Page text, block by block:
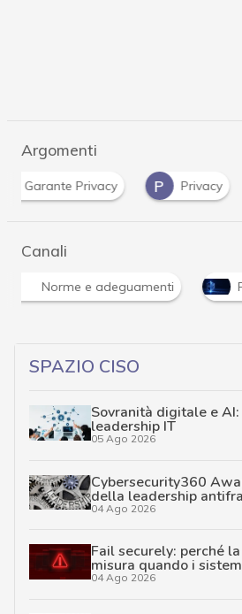
Argomenti
Privacy P Privacy R
Canali
Norme e adeguamenti
SPAZIO CISO
Sovranità digitale e
leadership IT
05 Ago 2026
Cybersecurity360
della leadership
04 Ago 2026
Fail securely: perché
misura quando i
04 Ago 2026